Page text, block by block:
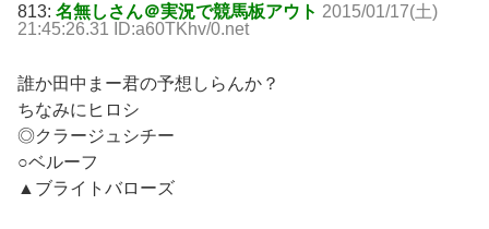
813: 名無しさん＠実況で競馬板アウト 2015/01/17(土)
21:45:26.31 ID:a60TKhv/0.net
誰か田中まー君の予想しらんか？
ちなみにヒロシ
◎クラージュシチー
○ベルーフ
▲ブライトバローズ